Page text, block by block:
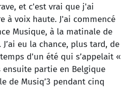
et c'est vrai que j'ai
à voix haute. J'ai commencé
Musique, à la matinale de
eu la chance, plus tard, de
d'un été qui s’appelait «
ensuite partie en Belgique
de Musiq’3 pendant cinq